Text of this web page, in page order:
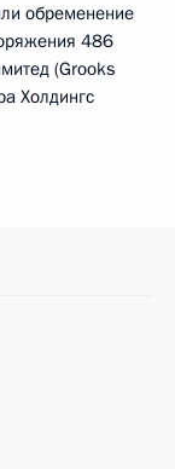
обременение
486
(Grooks
Холдингс